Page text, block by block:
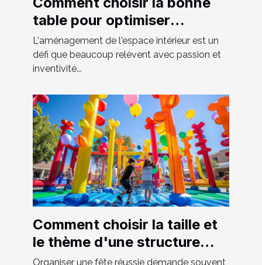
table pour optimiser
l'espace chez soi
L'aménagement de l'espace intérieur est un
défi que beaucoup relèvent avec passion et
inventivité...
Comment choisir la taille et
le thème d'une structure
gonflable pour votre fête
Organiser une fête réussie demande souvent